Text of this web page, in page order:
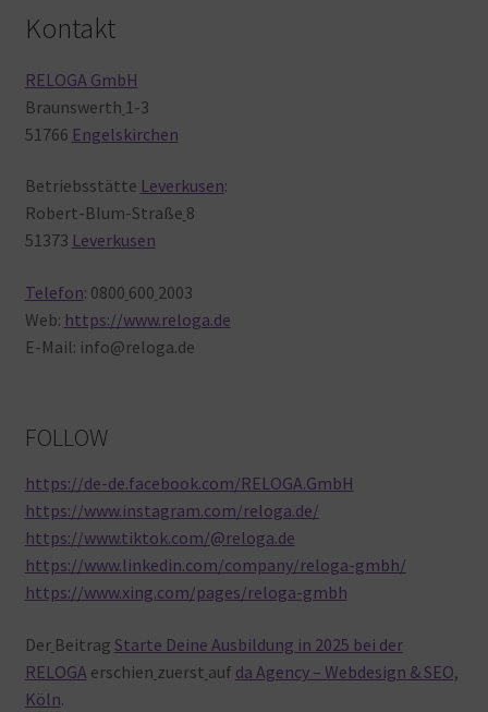
Kontakt
RELOGA GmbH
Braunswerth 1-3
51766 Engelskirchen
Betriebsstätte Leverkusen:
Robert-Blum-Straße 8
51373 Leverkusen
Telefon: 0800 600 2003
Web: https://www.reloga.de
E-Mail: info@reloga.de
FOLLOW
https://de-de.facebook.com/RELOGA.GmbH
https://www.instagram.com/reloga.de/
https://www.tiktok.com/@reloga.de
https://www.linkedin.com/company/reloga-gmbh/
https://www.xing.com/pages/reloga-gmbh
Der Beitrag Starte Deine Ausbildung in 2025 bei der
RELOGA erschien zuerst auf da Agency – Webdesign & SEO,
Köln.